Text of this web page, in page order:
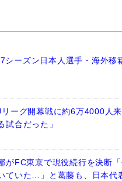
シーズン日本人選手・海外移
リーグ開幕戦に約6万4000人
試合だった」
がFC東京で現役続行を決断
ていた…」と葛藤も、日本代